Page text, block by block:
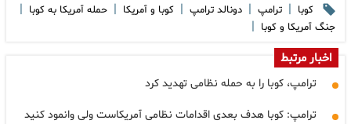
کوبا | ترامپ | دونالد ترامپ | کوبا و آمریکا | حمله آمریکا به کوبا |
جنگ آمریکا و کوبا |
اخبار مرتبط
ترامپ، کوبا را به حمله نظامی تهدید کرد
ترامپ: کوبا هدف بعدی اقدامات نظامی آمریکاست ولی وانمود کنید